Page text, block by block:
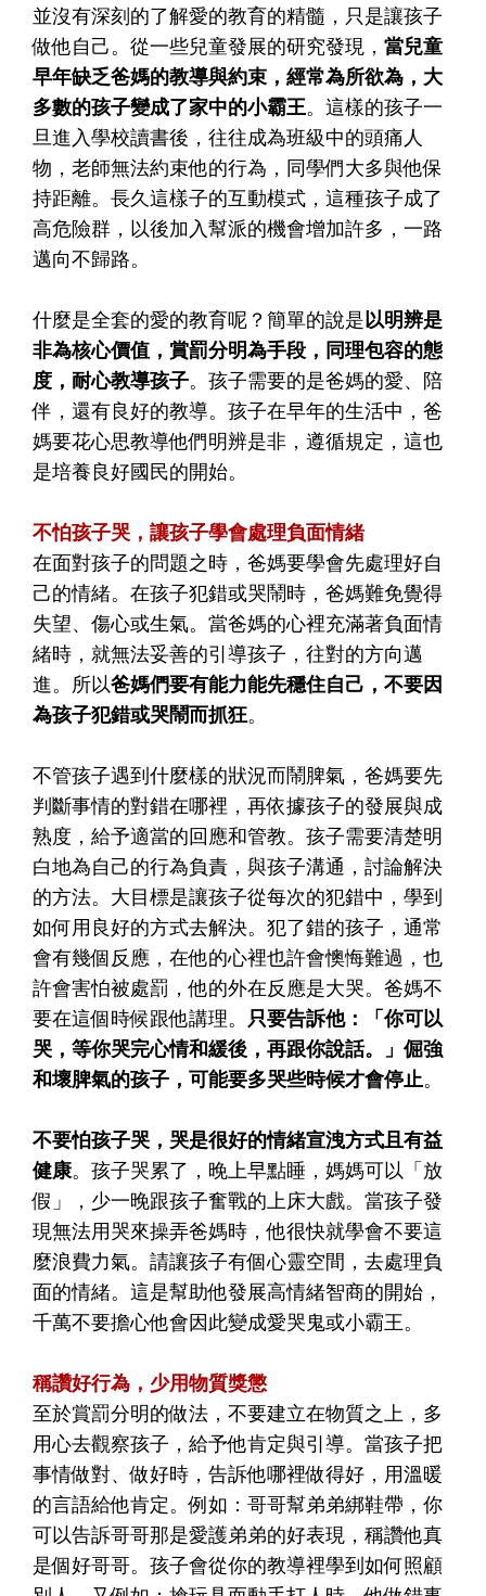
並沒有深刻的了解愛的教育的精髓，只是讓孩子
做他自己。從一些兒童發展的研究發現， 當兒童
早年缺乏爸媽的教導與約束，經常為所欲為，大
多數的孩子變成了家中的小霸王。這樣的孩子一
旦進入學校讀書後，往往成為班級中的頭痛人
物，老師無法約束他的行為，同學們大多與他保
持距離。長久這樣子的互動模式，這種孩子成了
高危險群，以後加入幫派的機會增加許多，一路
邁向不歸路。
什麼是全套的愛的教育呢？簡單的說是以明辨是
非為核心價值，賞罰分明為手段，同理包容的態
度，耐心教導孩子。孩子需要的是爸媽的愛、陪
伴，還有良好的教導。孩子在早年的生活中，爸
媽要花心思教導他們明辨是非，遵循規定，這也
是培養良好國民的開始。
不怕孩子哭，讓孩子學會處理負面情緒
在面對孩子的問題之時，爸媽要學會先處理好自
己的情緒。在孩子犯錯或哭鬧時，爸媽難免覺得
失望、傷心或生氣。當爸媽的心裡充滿著負面情
緒時，就無法妥善的引導孩子，往對的方向邁
進。所以爸媽們要有能力能先穩住自己，不要因
為孩子犯錯或哭鬧而抓狂。
不管孩子遇到什麼樣的狀況而鬧脾氣，爸媽要先
判斷事情的對錯在哪裡，再依據孩子的發展與成
熟度，給予適當的回應和管教。孩子需要清楚明
白地為自己的行為負責，與孩子溝通，討論解決
的方法。大目標是讓孩子從每次的犯錯中，學到
如何用良好的方式去解決。犯了錯的孩子，通常
會有幾個反應，在他的心裡也許會懊悔難過，也
許會害怕被處罰，他的外在反應是大哭。爸媽不
要在這個時候跟他講理。 只要告訴他：「你可以
哭，等你哭完心情和緩後，再跟你說話。」倔強
和壞脾氣的孩子，可能要多哭些時候才會停止。
不要怕孩子哭，哭是很好的情緒宣洩方式且有益
健康。孩子哭累了，晚上早點睡，媽媽可以「放
假」，少一晚跟孩子奮戰的上床大戲。當孩子發
現無法用哭來操弄爸媽時，他很快就學會不要這
麼浪費力氣。請讓孩子有個心靈空間，去處理負
面的情緒。這是幫助他發展高情緒智商的開始，
千萬不要擔心他會因此變成愛哭鬼或小霸王。
稱讚好行為，少用物質獎懲
至於賞罰分明的做法，不要建立在物質之上，多
用心去觀察孩子，給予他肯定與引導。當孩子把
事情做對、做好時，告訴他哪裡做得好，用溫暖
的言語給他肯定。例如：哥哥幫弟弟綁鞋帶，你
可以告訴哥哥那是愛護弟弟的好表現，稱讚他真
是個好哥哥。孩子會從你的教導裡學到如何照顧